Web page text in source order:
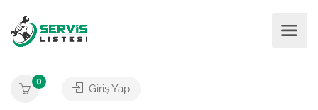
0
Giriş Yap